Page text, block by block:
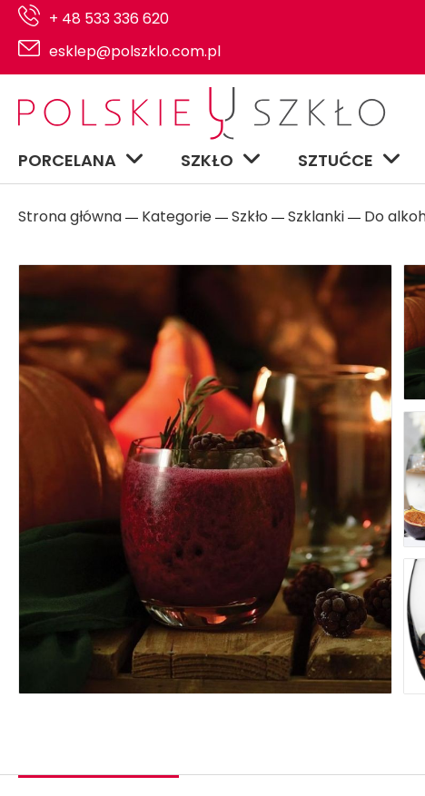
+ 48 533 336 620
esklep@polszklo.com.pl
PORCELANA SZKŁO SZTUĆCE
Strona główna ― Kategorie ― Szkło ― Szklanki ― Do